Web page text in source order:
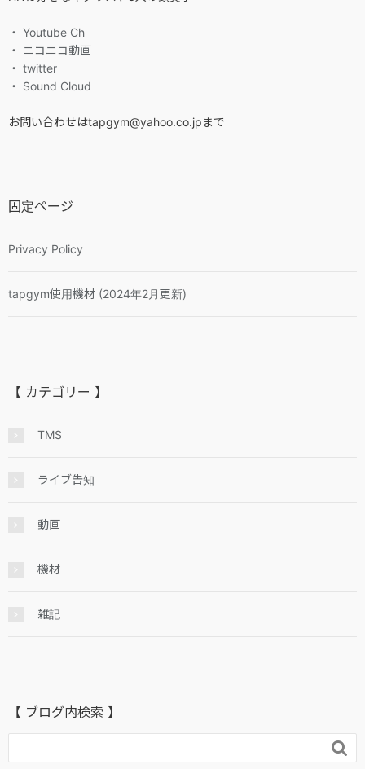
・ Youtube Ch
・ ニコニコ動画
・ twitter
・ Sound Cloud
お問い合わせはtapgym@yahoo.co.jpまで
固定ページ
Privacy Policy
tapgym使用機材 (2024年2月更新)
【 カテゴリー 】
TMS
ライブ告知
動画
機材
雑記
【 ブログ内検索 】
